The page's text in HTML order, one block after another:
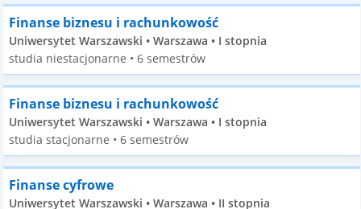
Finanse biznesu i rachunkowość
Uniwersytet Warszawski • Warszawa • I stopnia
studia niestacjonarne • 6 semestrów
Finanse biznesu i rachunkowość
Uniwersytet Warszawski • Warszawa • I stopnia
studia stacjonarne • 6 semestrów
Finanse cyfrowe
Uniwersytet Warszawski • Warszawa • II stopnia